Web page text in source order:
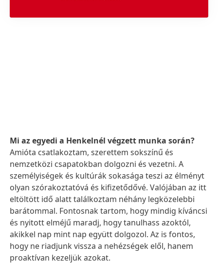
Mi az egyedi a Henkelnél végzett munka során?
Amióta csatlakoztam, szerettem sokszínű és
nemzetközi csapatokban dolgozni és vezetni. A
személyiségek és kultúrák sokasága teszi az élményt
olyan szórakoztatóvá és kifizetődővé. Valójában az itt
eltöltött idő alatt találkoztam néhány legközelebbi
barátommal. Fontosnak tartom, hogy mindig kíváncsi
és nyitott elméjű maradj, hogy tanulhass azoktól,
akikkel nap mint nap együtt dolgozol. Az is fontos,
hogy ne riadjunk vissza a nehézségek elől, hanem
proaktívan kezeljük azokat.